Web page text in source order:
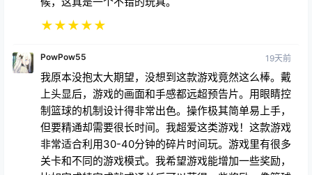
★★★★
我原本没抱太大期望，没想到这款游戏竟然这么棒。戴
上头显后，游戏的画面和手感都远超预告片。用眼睛控
制篮球的机制设计得非常出色。操作极其简单易上手，
但要精通却需要很长时间。我超爱这类游戏！这款游戏
非常适合利用30-40分钟的碎片时间玩。游戏里有很多
关卡和不同的游戏模式。我希望游戏能增加一些奖励，
比如完成特定成就或通关后可以获得一些奖励，像篮球